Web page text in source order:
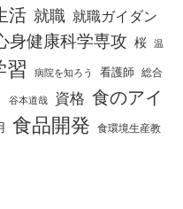
活 就職 就職ガイダン
身健康科学専攻 桜 温
習 病院を知ろう 看護師 総合
谷本道哉 資格 食のアイ
食品開発 食環境生産教